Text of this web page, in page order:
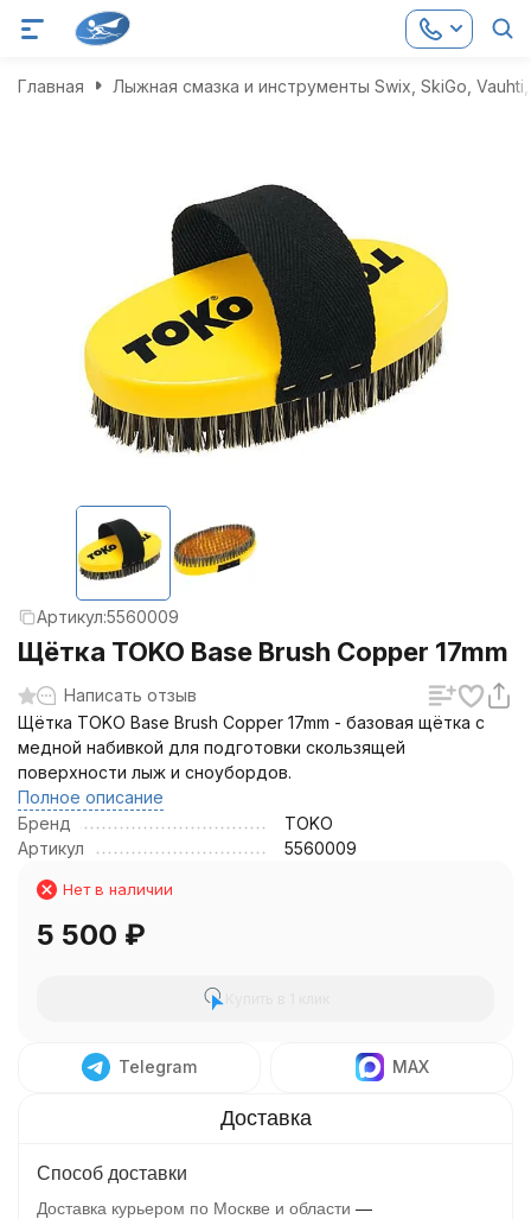
Главная Лыжная смазка и инструменты Swix, SkiGo,
Артикул:5560009
Щётка TOKO Base Brush Copper 17mm
Написать отзыв
Щётка TOKO Base Brush Copper 17mm - базовая щётка с
медной набивкой для подготовки скользящей
поверхности лыж и сноубордов.
Полное описание
Бренд
TOKO
Артикул
5560009
Нет в наличии
5 500 ₽
Telegram MAX
Способ доставки
Доставка курьером по Москве и области